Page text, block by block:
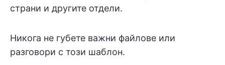
страни и другите отдели.
Никога не губете важни файлове или
разговори с този шаблон.